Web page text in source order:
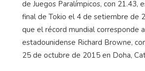
de Juegos Paralímpicos, con 21.43,
final de Tokio el 4 de setiembre de
que el récord mundial corresponde
estadounidense Richard Browne,
25 de octubre de 2015 en Doha,